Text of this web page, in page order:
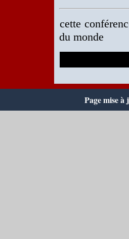
cette
du monde
Page mise